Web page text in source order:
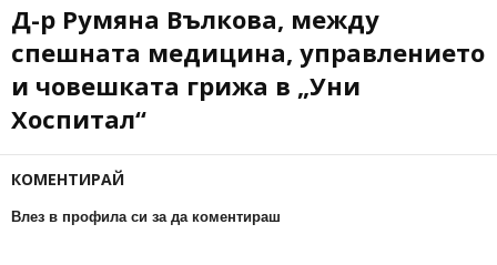
Д-р Румяна Вълкова, между
спешната медицина, управлението
и човешката грижа в „Уни
Хоспитал“
КОМЕНТИРАЙ
Влез в профила си за да коментираш